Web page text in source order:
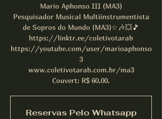
Mario Aphonso III (MA3)
Pesquisador Musical Multiinstrumentista
de Sopros do Mundo (MA3)☆🎶💥🎵
https://linktr.ee/coletivotarab
https://youtube.com/user/marioaphonso
3
www.coletivotarab.com.br/ma3
Couvert: R$ 60,00.
Reservas Pelo Whatsapp